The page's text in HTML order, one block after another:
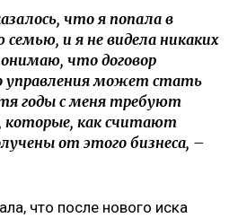
что я попала в
и я не видела никаких
что договор
управления может стать
годы с меня требуют
которые, как считают
от этого бизнеса, –
что после нового иска